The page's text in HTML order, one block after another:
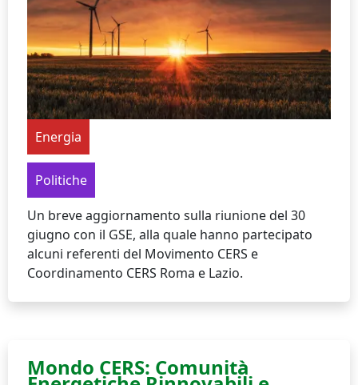
Energia
Politiche
Un breve aggiornamento sulla riunione del 30
giugno con il GSE, alla quale hanno partecipato
alcuni referenti del Movimento CERS e
Coordinamento CERS Roma e Lazio.
Mondo CERS: Comunità